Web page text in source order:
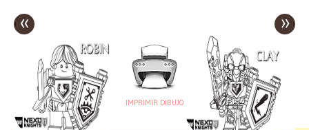
«
IMPRIMIR DIBUJO
»